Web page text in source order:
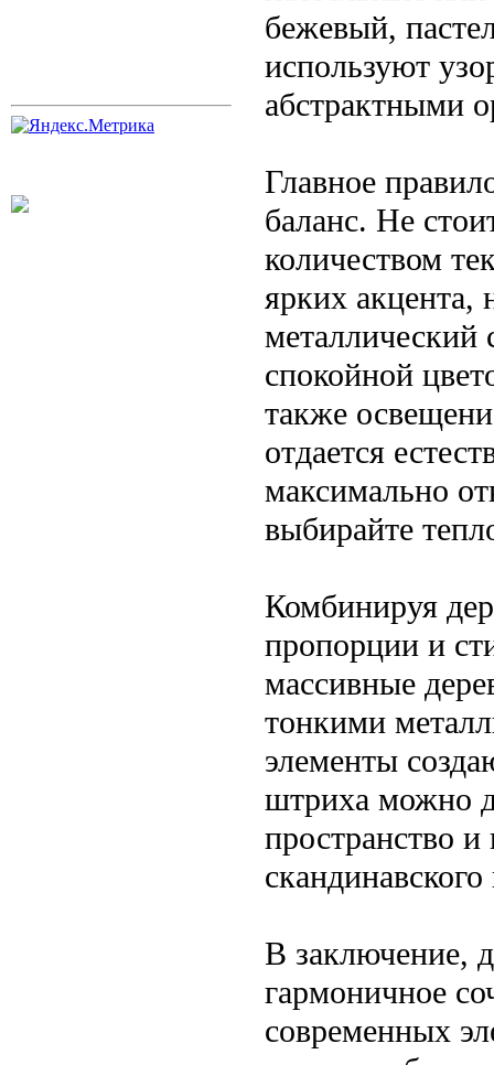
бежевый,
используют
абстрактными
Главное
баланс. Не
количеством
ярких
металлический
спокойной
также
отдается
максимально
выбирайте
Комбинируя
пропорции и
массивные
тонкими
элементы
штриха можно
пространство
В заключение,
гармоничное
современных